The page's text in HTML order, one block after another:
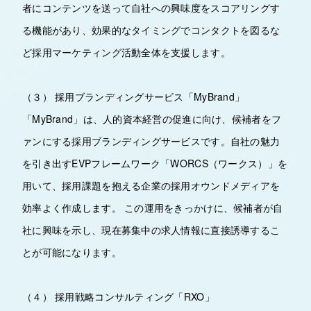
者にコンテンツを送って自社への興味度をスコアリングす
る機能があり、効果的なタイミングでコンタクトを図るな
ど採用マーケティング活動全体を支援します。
（３） 採用ブランディングサービス「MyBrand」
「MyBrand」は、人的資本経営の促進に向け、候補者をフ
ァンにする採用ブランディングサービスです。自社の魅力
を引き出すEVPフレームワーク「WORCS（ワークス）」を
用いて、採用課題を抱える企業の採用オウンドメディアを
効率よく作成します。 この運用をきっかけに、候補者が自
社に興味を示し、現在募集中の求人情報に直接誘導するこ
とが可能になります。
（４） 採用戦略コンサルティング「RXO」